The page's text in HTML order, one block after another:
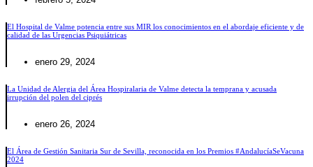
El Hospital de Valme potencia entre sus MIR los conocimientos en el abordaje eficiente y de
calidad de las Urgencias Psiquiátricas
enero 29, 2024
La Unidad de Alergia del Área Hospiralaria de Valme detecta la temprana y acusada
irrupción del polen del ciprés
enero 26, 2024
El Área de Gestión Sanitaria Sur de Sevilla, reconocida en los Premios #AndalucíaSeVacuna
2024